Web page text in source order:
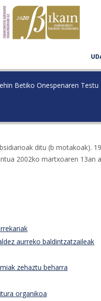
Betiko Onespenaren Testu
ditu (b motakoak).
2002ko martxoaren 13an
aurreko baldintzatzaileak
zehaztu beharra
organikoa